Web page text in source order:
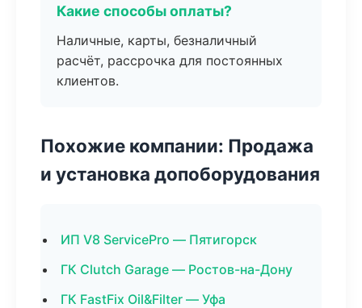
Какие способы оплаты?
Наличные, карты, безналичный
расчёт, рассрочка для постоянных
клиентов.
Похожие компании: Продажа
и установка допоборудования
ИП V8 ServicePro — Пятигорск
ГК Clutch Garage — Ростов-на-Дону
ГК FastFix Oil&Filter — Уфа